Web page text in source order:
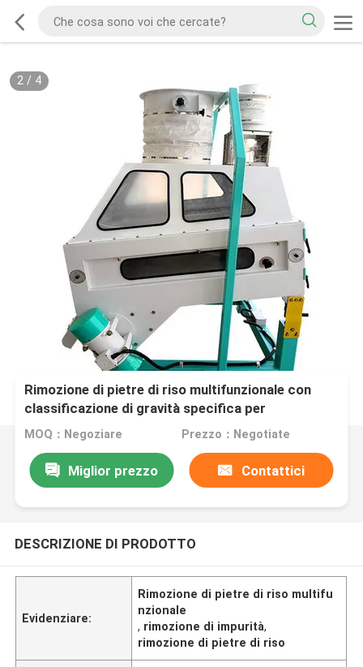
2/ 4
Rimozione di pietre di riso multifunzionale con
classificazione di gravità specifica per
aspirazione e rimozione delle impurità
MOQ：Negoziare Prezzo：Negotiate
Miglior prezzo Contattici
DESCRIZIONE DI PRODOTTO
Evidenziare:
Rimozione di pietre di riso multifu
nzionale
, rimozione di impurità,
rimozione di pietre di riso